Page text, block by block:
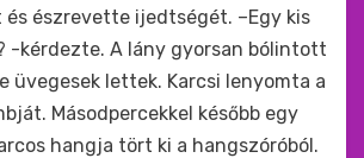
és észrevette ijedtségét. –Egy kis
-kérdezte. A lány gyorsan bólintott
üvegesek lettek. Karcsi lenyomta a
Másodpercekkel később egy
hangja tört ki a hangszóróból.